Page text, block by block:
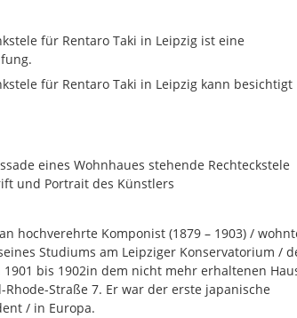
für Rentaro Taki in Leipzig ist eine
für Rentaro Taki in Leipzig kann besichtigt
eines Wohnhaues stehende Rechteckstele
und Portrait des Künstlers
hochverehrte Komponist (1879 – 1903) /
Studiums am Leipziger Konservatorium /
1901 bis 1902in dem nicht mehr erhaltenen
Rhode-Straße 7. Er war der erste japanische
/ in Europa.